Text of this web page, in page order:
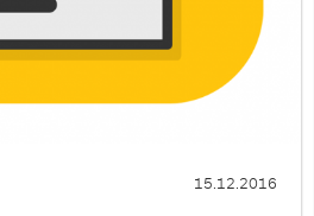
15.12.2016